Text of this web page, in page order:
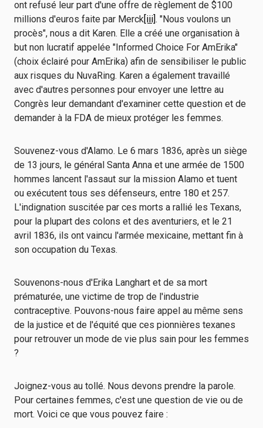
ont refusé leur part d'une offre de règlement de $100
millions d'euros faite par Merck[iii]. "Nous voulons un
procès", nous a dit Karen. Elle a créé une organisation à
but non lucratif appelée "Informed Choice For AmErika"
(choix éclairé pour AmErika) afin de sensibiliser le public
aux risques du NuvaRing. Karen a également travaillé
avec d'autres personnes pour envoyer une lettre au
Congrès leur demandant d'examiner cette question et de
demander à la FDA de mieux protéger les femmes.
Souvenez-vous d'Alamo. Le 6 mars 1836, après un siège
de 13 jours, le général Santa Anna et une armée de 1500
hommes lancent l'assaut sur la mission Alamo et tuent
ou exécutent tous ses défenseurs, entre 180 et 257.
L'indignation suscitée par ces morts a rallié les Texans,
pour la plupart des colons et des aventuriers, et le 21
avril 1836, ils ont vaincu l'armée mexicaine, mettant fin à
son occupation du Texas.
Souvenons-nous d'Erika Langhart et de sa mort
prématurée, une victime de trop de l'industrie
contraceptive. Pouvons-nous faire appel au même sens
de la justice et de l'équité que ces pionnières texanes
pour retrouver un mode de vie plus sain pour les femmes
?
Joignez-vous au tollé. Nous devons prendre la parole.
Pour certaines femmes, c'est une question de vie ou de
mort. Voici ce que vous pouvez faire :